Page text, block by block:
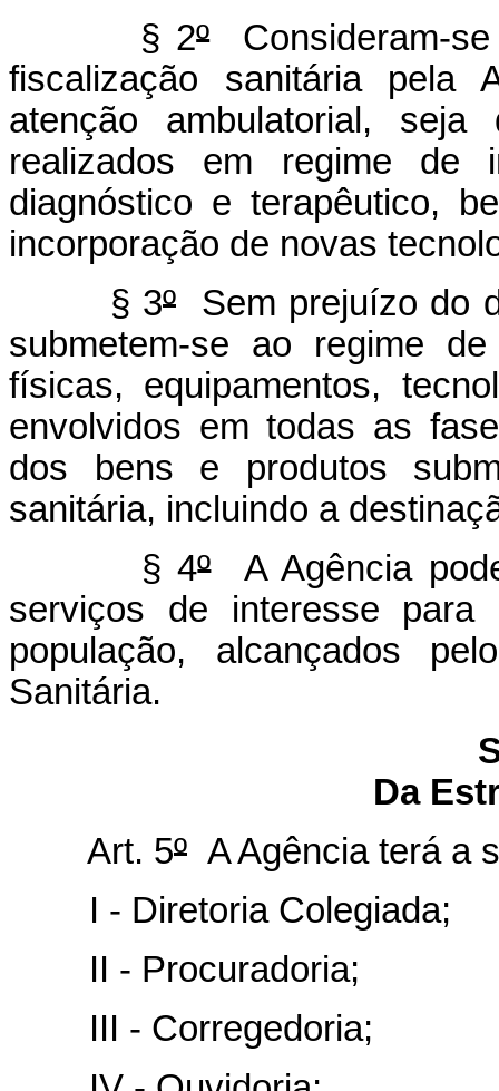
§ 2ºConsideram-se
fiscalização sanitária pela
atenção ambulatorial,
realizados em regime de
diagnóstico e terapêutico,
incorporação de novas
§ 3º Sem prejuízo do
submetem-se ao regime
físicas, equipamentos,
envolvidos em todas as
dos bens e produtos
sanitária, incluindo a
§ 4ºA Agência
serviços de interesse
população, alcançados
Sanitária.
Da
Art. 5º A Agência terá a
I - Diretoria Colegiada;
II - Procuradoria;
III - Corregedoria;